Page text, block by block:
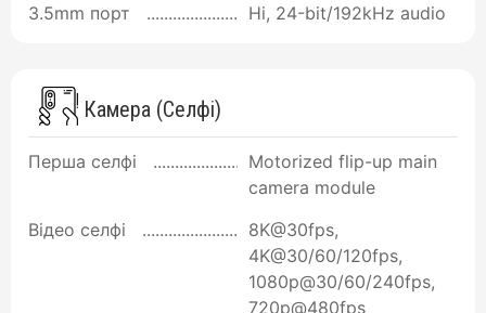
3.5mm порт
Ні, 24-bit/192kHz audio
Камера (Селфі)
Перша селфі
Motorized flip-up main
camera module
Відео селфі
8K@30fps,
4K@30/60/120fps,
1080p@30/60/240fps,
720p@480fps